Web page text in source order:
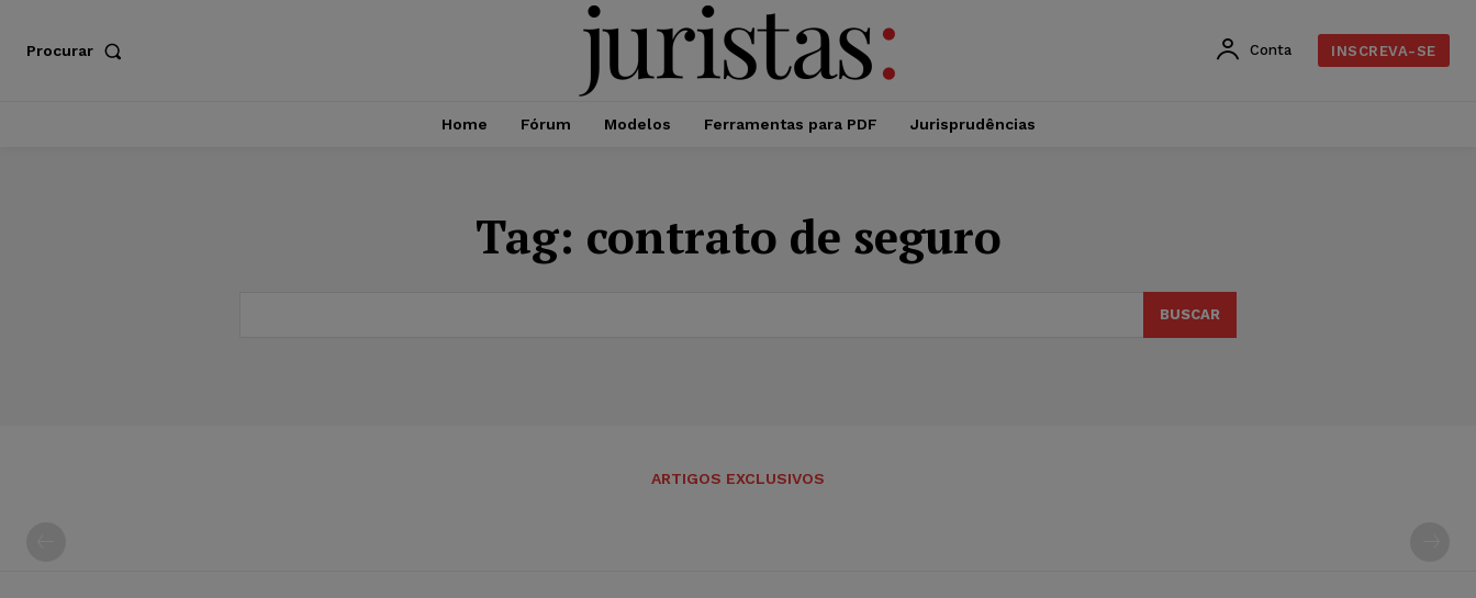
Procurar Conta INSCREVA-SE
Home Fórum Modelos Ferramentas para PDF Jurisprudências
Tag: contrato de seguro
BUSCAR
ARTIGOS EXCLUSIVOS